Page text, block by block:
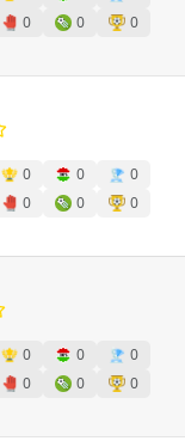
0 0
0
0 0
0
0 0
0
0 0
0
0 0
0